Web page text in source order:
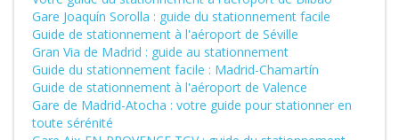
Gare Joaquín Sorolla : guide du stationnement facile
Guide de stationnement à l'aéroport de Séville
Gran Via de Madrid : guide au stationnement
Guide du stationnement facile : Madrid-Chamartín
Guide de stationnement à l'aéroport de Valence
Gare de Madrid-Atocha : votre guide pour stationner en
toute sérénité